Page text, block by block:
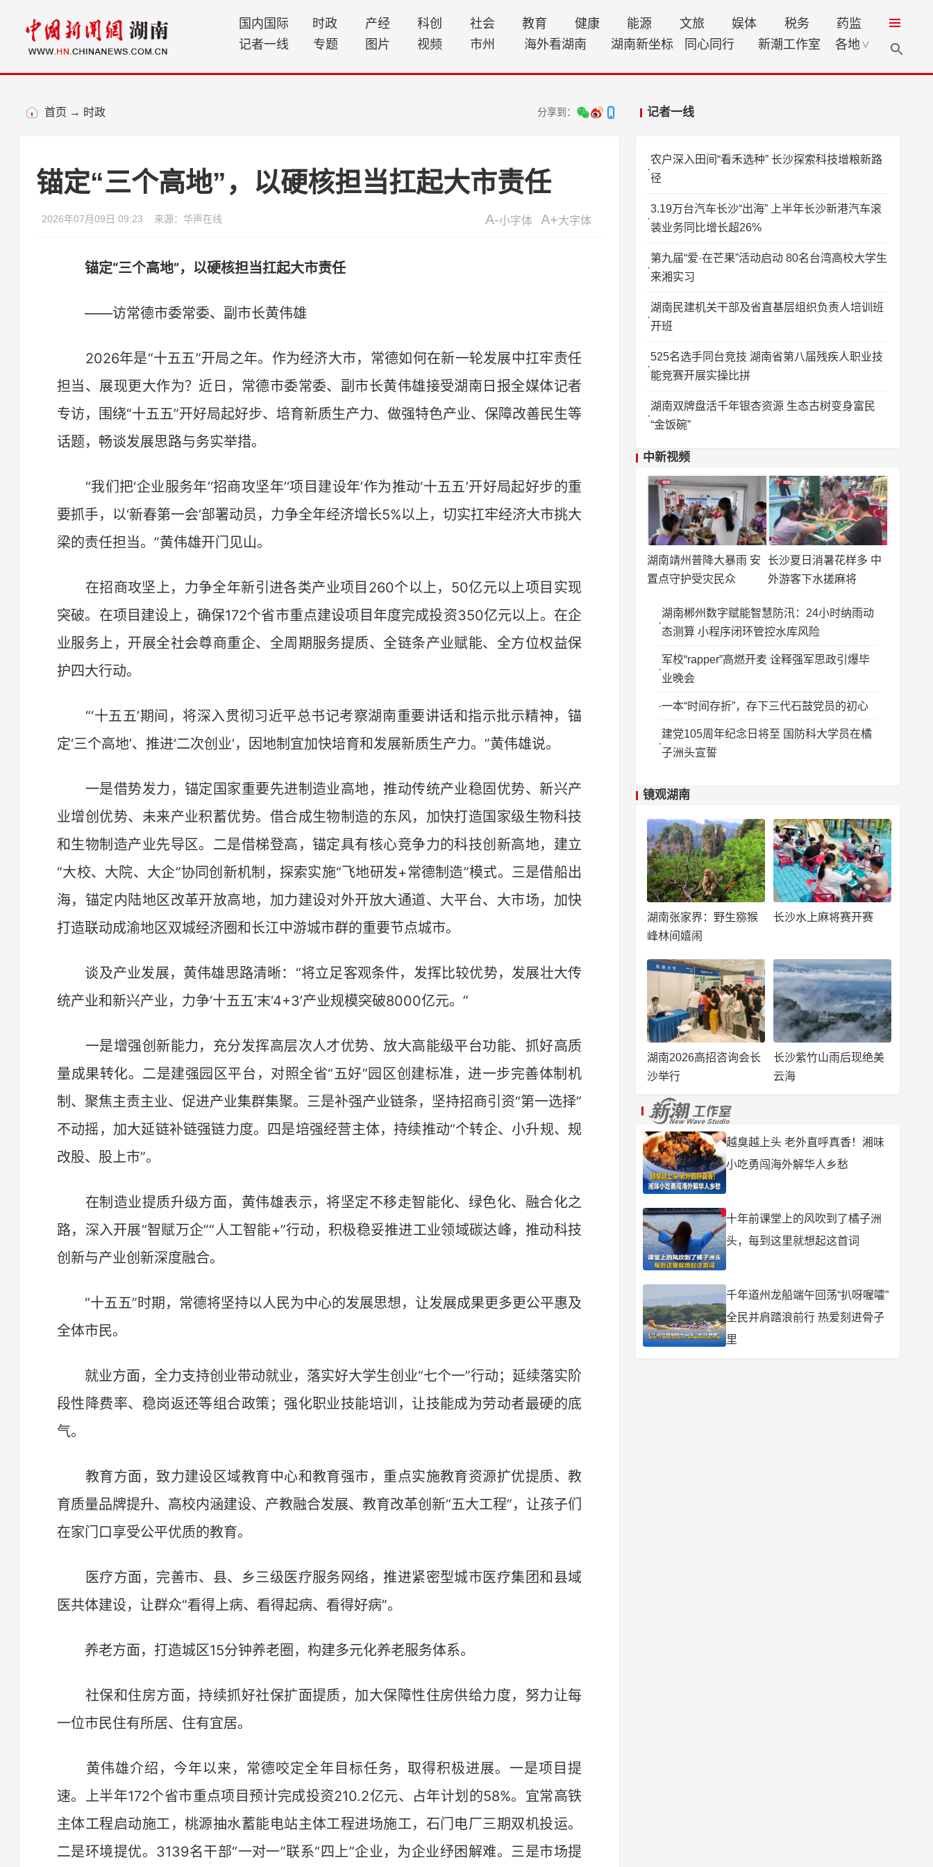
国内国际 时政 产经 科创 社会 教育 健康 能源 文旅 娱体 税务
药监
记者一线
专题 图片 视频 市州 海外看湖南 湖南新坐标 同心同行 新潮工作室 各地 ∨
首页 → 时政 分享到： 记者一线
锚定“三个高地”，以硬核担当扛起大市责任
2026年07月09日 09:23 来源：华声在线 A-小字体 A+大字体
锚定“三个高地”，以硬核担当扛起大市责任
——访常德市委常委、副市长黄伟雄
2026年是“十五五”开局之年。作为经济大市，常德如何在新一轮发展中扛牢责任
担当、展现更大作为？近日，常德市委常委、副市长黄伟雄接受湖南日报全媒体记者
专访，围绕“十五五”开好局起好步、培育新质生产力、做强特色产业、保障改善民生等
话题，畅谈发展思路与务实举措。
“我们把‘企业服务年’‘招商攻坚年’‘项目建设年’作为推动‘十五五’开好局起好步的重
要抓手，以‘新春第一会’部署动员，力争全年经济增长5%以上，切实扛牢经济大市挑大
梁的责任担当。”黄伟雄开门见山。
在招商攻坚上，力争全年新引进各类产业项目260个以上，50亿元以上项目实现
突破。在项目建设上，确保172个省市重点建设项目年度完成投资350亿元以上。在企
业服务上，开展全社会尊商重企、全周期服务提质、全链条产业赋能、全方位权益保
护四大行动。
“‘十五五’期间，将深入贯彻习近平总书记考察湖南重要讲话和指示批示精神，锚
定‘三个高地’、推进‘二次创业’，因地制宜加快培育和发展新质生产力。”黄伟雄说。
一是借势发力，锚定国家重要先进制造业高地，推动传统产业稳固优势、新兴产
业增创优势、未来产业积蓄优势。借合成生物制造的东风，加快打造国家级生物科技
和生物制造产业先导区。二是借梯登高，锚定具有核心竞争力的科技创新高地，建立
“大校、大院、大企”协同创新机制，探索实施“飞地研发+常德制造”模式。三是借船出
海，锚定内陆地区改革开放高地，加力建设对外开放大通道、大平台、大市场，加快
打造联动成渝地区双城经济圈和长江中游城市群的重要节点城市。
谈及产业发展，黄伟雄思路清晰：“将立足客观条件，发挥比较优势，发展壮大传
统产业和新兴产业，力争‘十五五’末‘4+3’产业规模突破8000亿元。”
一是增强创新能力，充分发挥高层次人才优势、放大高能级平台功能、抓好高质
量成果转化。二是建强园区平台，对照全省“五好”园区创建标准，进一步完善体制机
制、聚焦主责主业、促进产业集群集聚。三是补强产业链条，坚持招商引资“第一选择”
不动摇，加大延链补链强链力度。四是培强经营主体，持续推动“个转企、小升规、规
改股、股上市”。
在制造业提质升级方面，黄伟雄表示，将坚定不移走智能化、绿色化、融合化之
路，深入开展“智赋万企”“人工智能+”行动，积极稳妥推进工业领域碳达峰，推动科技
创新与产业创新深度融合。
“十五五”时期，常德将坚持以人民为中心的发展思想，让发展成果更多更公平惠及
全体市民。
就业方面，全力支持创业带动就业，落实好大学生创业“七个一”行动；延续落实阶
段性降费率、稳岗返还等组合政策；强化职业技能培训，让技能成为劳动者最硬的底
气。
教育方面，致力建设区域教育中心和教育强市，重点实施教育资源扩优提质、教
育质量品牌提升、高校内涵建设、产教融合发展、教育改革创新“五大工程”，让孩子们
在家门口享受公平优质的教育。
医疗方面，完善市、县、乡三级医疗服务网络，推进紧密型城市医疗集团和县域
医共体建设，让群众“看得上病、看得起病、看得好病”。
养老方面，打造城区15分钟养老圈，构建多元化养老服务体系。
社保和住房方面，持续抓好社保扩面提质，加大保障性住房供给力度，努力让每
一位市民住有所居、住有宜居。
黄伟雄介绍，今年以来，常德咬定全年目标任务，取得积极进展。一是项目提
速。上半年172个省市重点项目预计完成投资210.2亿元、占年计划的58%。宜常高铁
主体工程启动施工，桃源抽水蓄能电站主体工程进场施工，石门电厂三期双机投运。
二是环境提优。3139名干部“一对一”联系“四上”企业，为企业纾困解难。三是市场提
农户深入田间“看禾选种” 长沙探索科技增粮新路
径
3.19万台汽车长沙“出海” 上半年长沙新港汽车滚
装业务同比增长超26%
第九届“爱·在芒果”活动启动 80名台湾高校大学生
来湘实习
湖南民建机关干部及省直基层组织负责人培训班
开班
525名选手同台竞技 湖南省第八届残疾人职业技
能竞赛开展实操比拼
湖南双牌盘活千年银杏资源 生态古树变身富民
“金饭碗”
中新视频
湖南靖州普降大暴雨 安
置点守护受灾民众
长沙夏日消暑花样多 中
外游客下水搓麻将
湖南郴州数字赋能智慧防汛：24小时纳雨动
态测算 小程序闭环管控水库风险
军校“rapper”高燃开麦 诠释强军思政引爆毕
业晚会
一本“时间存折”，存下三代石鼓党员的初心
建党105周年纪念日将至 国防科大学员在橘
子洲头宣誓
镜观湖南
湖南张家界：野生猕猴
峰林间嬉闹
长沙水上麻将赛开赛
湖南2026高招咨询会长
沙举行
长沙紫竹山雨后现绝美
云海
越臭越上头 老外直呼真香！湘味
小吃勇闯海外解华人乡愁
十年前课堂上的风吹到了橘子洲
头，每到这里就想起这首词
千年道州龙船端午回荡“扒呀喔嚯”
全民并肩踏浪前行 热爱刻进骨子
里